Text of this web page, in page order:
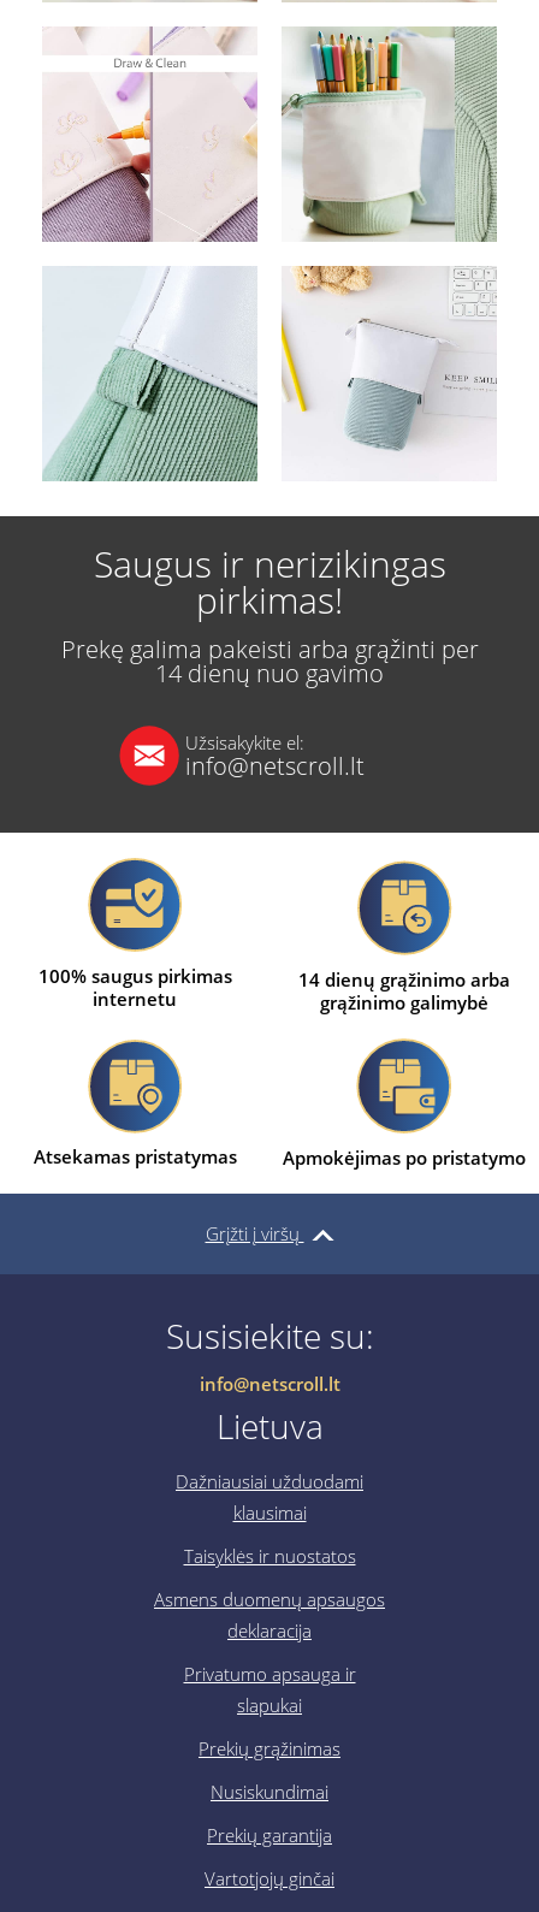
Saugus ir nerizikingas
pirkimas!
Prekę galima pakeisti arba grąžinti per
14 dienų nuo gavimo
Užsisakykite el:
info@netscroll.lt
100% saugus pirkimas
internetu
14 dienų grąžinimo arba
grąžinimo galimybė
Atsekamas pristatymas Apmokėjimas po pristatymo
Grįžti į viršų
Susisiekite su:
info@netscroll.lt
Lietuva
Dažniausiai užduodami
klausimai
Taisyklės ir nuostatos
Asmens duomenų apsaugos
deklaracija
Privatumo apsauga ir
slapukai
Prekių grąžinimas
Nusiskundimai
Prekių garantija
Vartotjojų ginčai